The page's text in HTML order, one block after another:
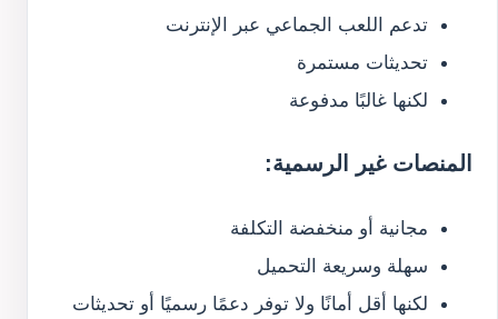
تدعم اللعب الجماعي عبر الإنترنت
تحديثات مستمرة
لكنها غالبًا مدفوعة
المنصات غير الرسمية:
مجانية أو منخفضة التكلفة
سهلة وسريعة التحميل
لكنها أقل أمانًا ولا توفر دعمًا رسميًا أو تحديثات